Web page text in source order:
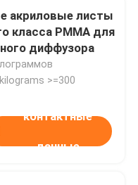
акриловые листы
класса PMMA для
диффузора
>=300
контактные
данные